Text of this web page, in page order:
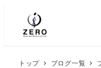
トップ ブログ一覧